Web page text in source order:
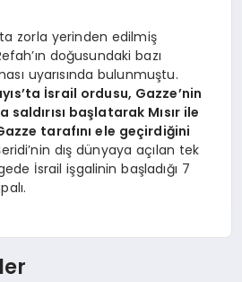
zorla yerinden edilmiş
doğusundaki bazı
uyarısında bulunmuştu.
İsrail ordusu, Gazze’nin
başlatarak Mısır ile
tarafını ele geçirdiğini
dış dünyaya açılan tek
İsrail işgalinin başladığı 7